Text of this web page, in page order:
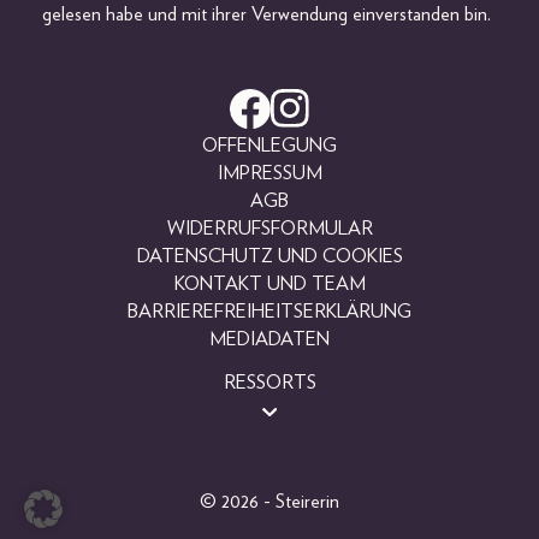
gelesen habe und mit ihrer Verwendung einverstanden bin.
OFFENLEGUNG
IMPRESSUM
AGB
WIDERRUFSFORMULAR
DATENSCHUTZ UND COOKIES
KONTAKT UND TEAM
BARRIEREFREIHEITSERKLÄRUNG
MEDIADATEN
RESSORTS
© 2026 - Steirerin